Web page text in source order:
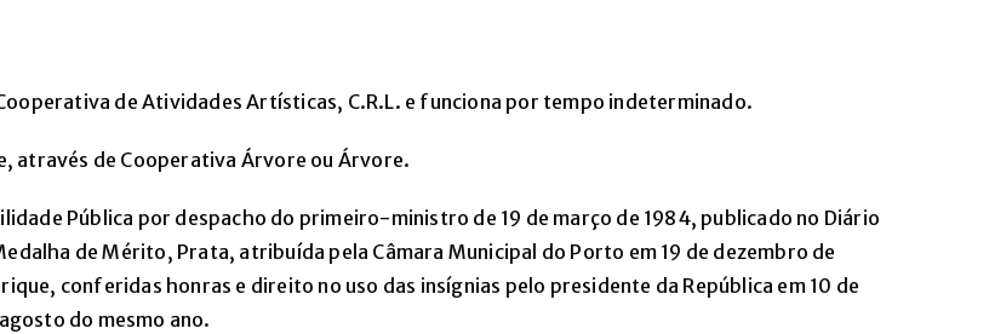
de Atividades Artísticas, C.R.L. e funciona por tempo indeterminado.
através de Cooperativa Árvore ou Árvore.
Pública por despacho do primeiro-ministro de 19 de março de 1984, publicado no Diário
de Mérito, Prata, atribuída pela Câmara Municipal do Porto em 19 de dezembro de
conferidas honras e direito no uso das insígnias pelo presidente da República em 10 de
do mesmo ano.